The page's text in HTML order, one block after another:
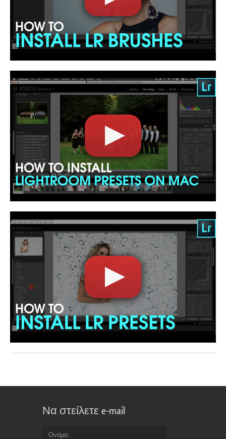
Να στείλετε e-mail
Ονομα